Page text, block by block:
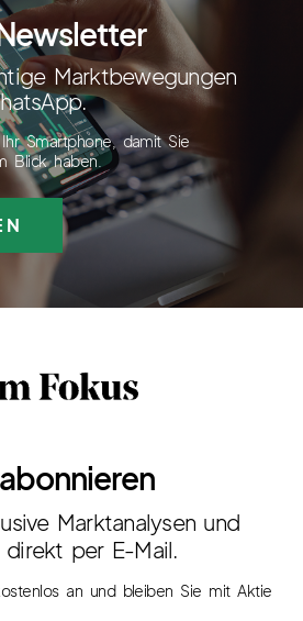
Marktbewegungen
Smartphone, damit Sie
Blick haben.
Marktanalysen und
per E-Mail.
an und bleiben Sie mit Aktie